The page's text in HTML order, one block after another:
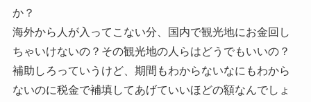
か？
海外から人が入ってこない分、国内で観光地にお金回し
ちゃいけないの？その観光地の人らはどうでもいいの？
補助しろっていうけど、期間もわからないなにもわから
ないのに税金で補填してあげていいほどの額なんでしょ